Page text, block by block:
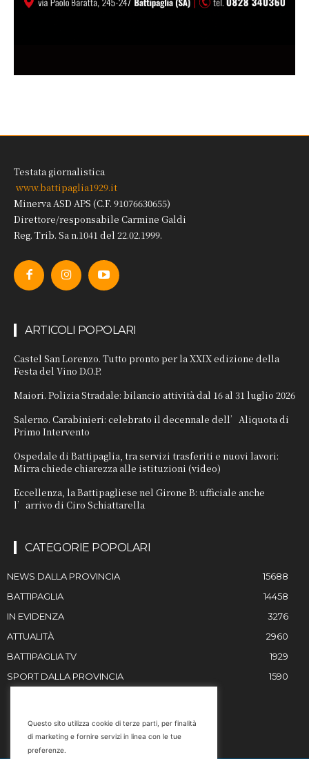
Testata giornalistica
www.battipaglia1929.it
Minerva ASD APS (C.F. 91076630655)
Direttore/responsabile Carmine Galdi
Reg. Trib. Sa n.1041 del 22.02.1999.
ARTICOLI POPOLARI
Castel San Lorenzo. Tutto pronto per la XXIX edizione della
Festa del Vino D.O.P.
Maiori. Polizia Stradale: bilancio attività dal 16 al 31 luglio 2026
Salerno. Carabinieri: celebrato il decennale dell’Aliquota di
Primo Intervento
Ospedale di Battipaglia, tra servizi trasferiti e nuovi lavori:
Mirra chiede chiarezza alle istituzioni (video)
Eccellenza, la Battipagliese nel Girone B: ufficiale anche
l’arrivo di Ciro Schiattarella
CATEGORIE POPOLARI
NEWS DALLA PROVINCIA
15688
BATTIPAGLIA
14458
IN EVIDENZA
3276
ATTUALITÀ
2960
BATTIPAGLIA TV
1929
SPORT DALLA PROVINCIA
1590
Email
Questo sito utilizza cookie di terze parti, per finalità
di marketing e fornire servizi in linea con le tue
preferenze.